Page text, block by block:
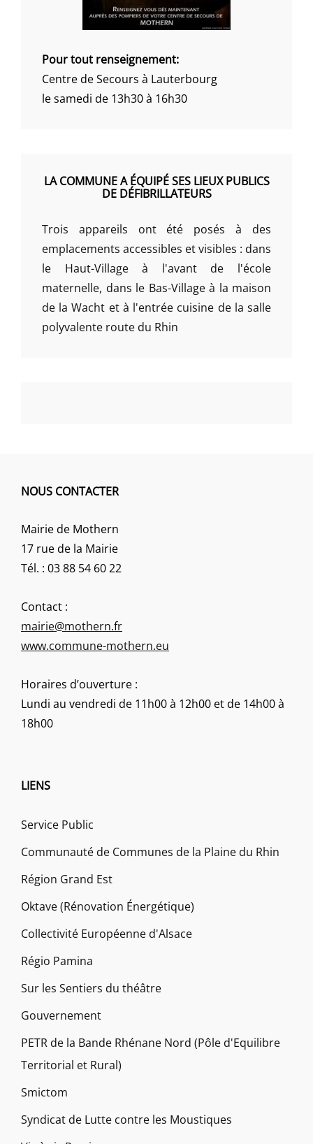
Pour tout renseignement:
Centre de Secours à Lauterbourg
le samedi de 13h30 à 16h30
LA COMMUNE A ÉQUIPÉ SES LIEUX PUBLICS
DE DÉFIBRILLATEURS
Trois appareils ont été posés à des
emplacements accessibles et visibles : dans
le Haut-Village à l'avant de l'école
maternelle, dans le Bas-Village à la maison
de la Wacht et à l'entrée cuisine de la salle
polyvalente route du Rhin
NOUS CONTACTER
Mairie de Mothern
17 rue de la Mairie
Tél. : 03 88 54 60 22
Contact :
mairie@mothern.fr
www.commune-mothern.eu
Horaires d’ouverture :
Lundi au vendredi de 11h00 à 12h00 et de 14h00 à
18h00
LIENS
Service Public
Communauté de Communes de la Plaine du Rhin
Région Grand Est
Oktave (Rénovation Énergétique)
Collectivité Européenne d'Alsace
Régio Pamina
Sur les Sentiers du théâtre
Gouvernement
PETR de la Bande Rhénane Nord (Pôle d'Equilibre
Territorial et Rural)
Smictom
Syndicat de Lutte contre les Moustiques